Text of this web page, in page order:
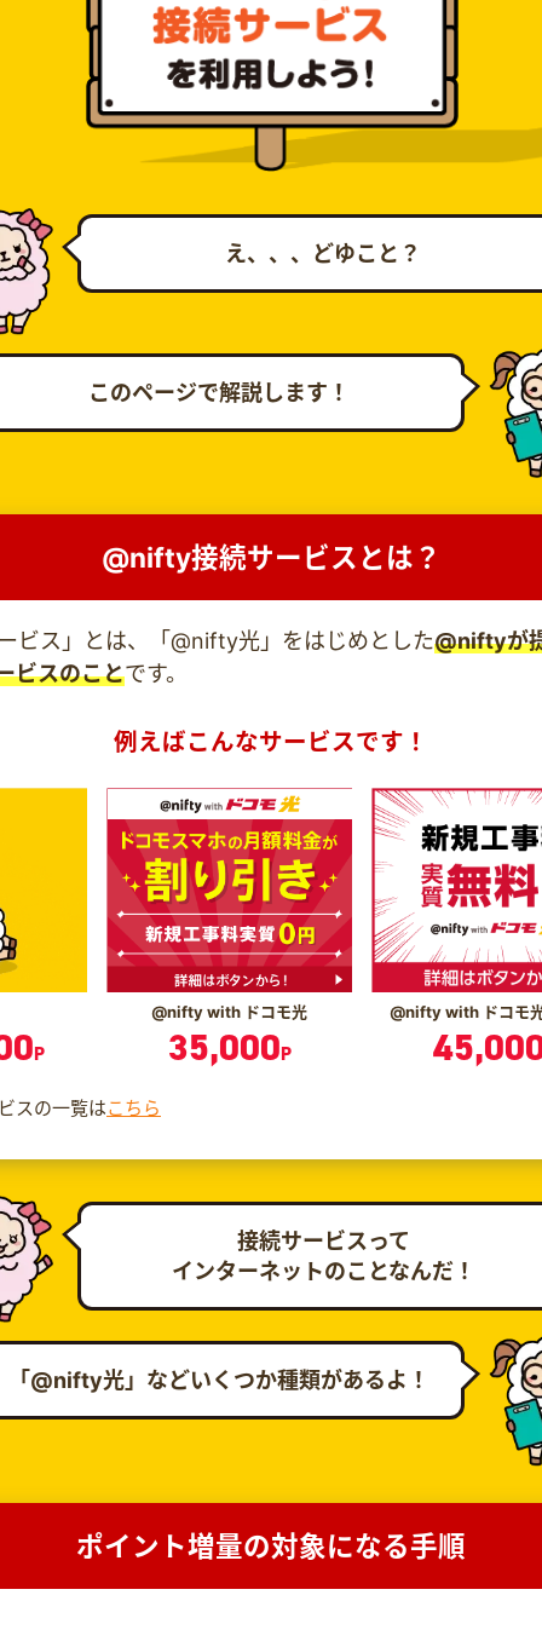
え、、、どゆこと？
このページで解説します！
@nifty接続サービスとは？
ビス」とは、「@nifty光」をはじめとした@niftyが
ビスのことです。
例えばこんなサービスです！
P
@nifty with ドコモ光
35,000P
@nifty with ドコモ
スの一覧はこちら
接続サービスって
インターネットのことなんだ！
「@nifty光」などいくつか種類があるよ！
ポイント増量の対象になる手順